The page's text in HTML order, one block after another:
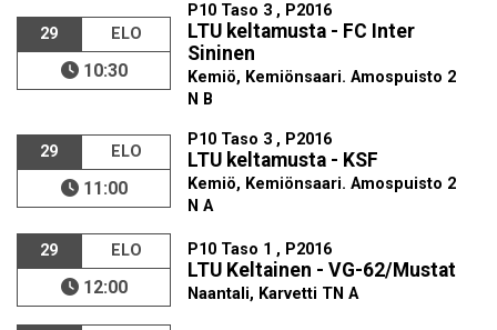
29 ELO
10:30
P10 Taso 3 , P2016
LTU keltamusta - FC Inter
Sininen
Kemiö, Kemiönsaari. Amospuisto 2
N B
29 ELO
11:00
P10 Taso 3 , P2016
LTU keltamusta - KSF
Kemiö, Kemiönsaari. Amospuisto 2
N A
29 ELO
12:00
P10 Taso 1 , P2016
LTU Keltainen - VG-62/Mustat
Naantali, Karvetti TN A